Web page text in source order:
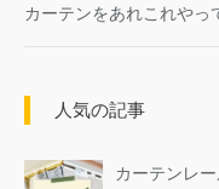
カーテンをあれこれやっ
人気の記事
カーテンレ